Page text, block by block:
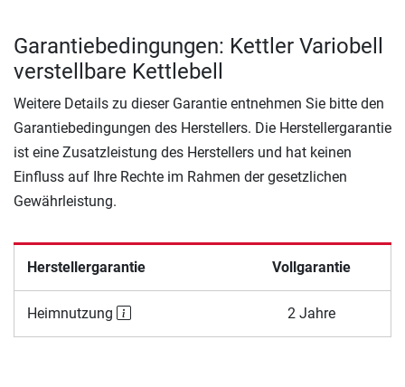
Garantiebedingungen: Kettler Variobell
verstellbare Kettlebell
Weitere Details zu dieser Garantie entnehmen Sie bitte den
Garantiebedingungen des Herstellers. Die Herstellergarantie
ist eine Zusatzleistung des Herstellers und hat keinen
Einfluss auf Ihre Rechte im Rahmen der gesetzlichen
Gewährleistung.
Herstellergarantie Vollgarantie
Heimnutzung 2 Jahre